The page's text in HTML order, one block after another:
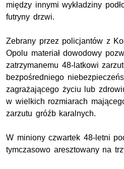
między innymi wykładziny
futryny drzwi.
Zebrany przez policjantów z
Opolu materiał dowodowy
zatrzymanemu 48-latkowi
bezpośredniego
zagrażającego życiu lub
w wielkich rozmiarach
zarzutu gróźb karalnych.
W miniony czwartek 48-letni
tymczasowo aresztowany na